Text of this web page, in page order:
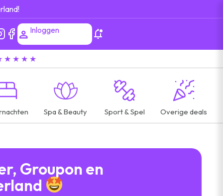
Inloggen
★ ★ ★ ★
Spa & Beauty Sport & Spel Overige deals
Groupon en